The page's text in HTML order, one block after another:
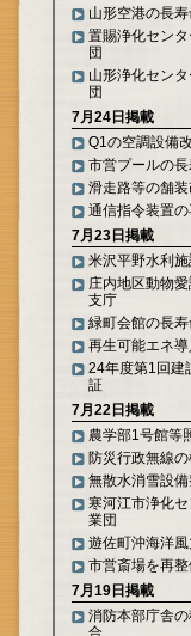
山形空港の長
置賜浄化セン
団
山形浄化セン
団
7月24日掲載
Q1の空調設備
市営プールの
滑走路等の舗
通信指令装置
7月23日掲載
米沢平野水利
庄内地区動物
支庁
緑町会館の長
再生可能エネ
24年度第1回
証
7月22日掲載
農学部1号館
防災行政無線
無散水消雪設
寒河江市浄化
業団
遊佐町沖海洋
市営斎場を再
7月19日掲載
消防本部庁舎
合